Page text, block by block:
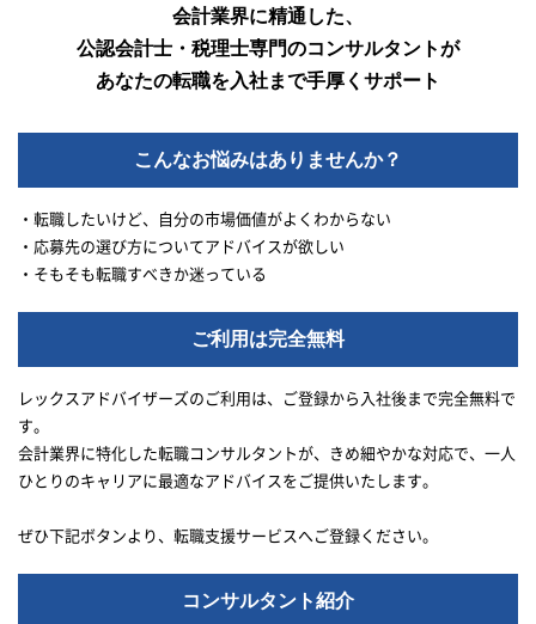
会計業界に精通した、
公認会計士・税理士専門のコンサルタントが
あなたの転職を入社まで手厚くサポート
こんなお悩みはありませんか？
・転職したいけど、自分の市場価値がよくわからない
・応募先の選び方についてアドバイスが欲しい
・そもそも転職すべきか迷っている
ご利用は完全無料
レックスアドバイザーズのご利用は、ご登録から入社後まで完全無料で
す。
会計業界に特化した転職コンサルタントが、きめ細やかな対応で、一人
ひとりのキャリアに最適なアドバイスをご提供いたします。
ぜひ下記ボタンより、転職支援サービスへご登録ください。
コンサルタント紹介